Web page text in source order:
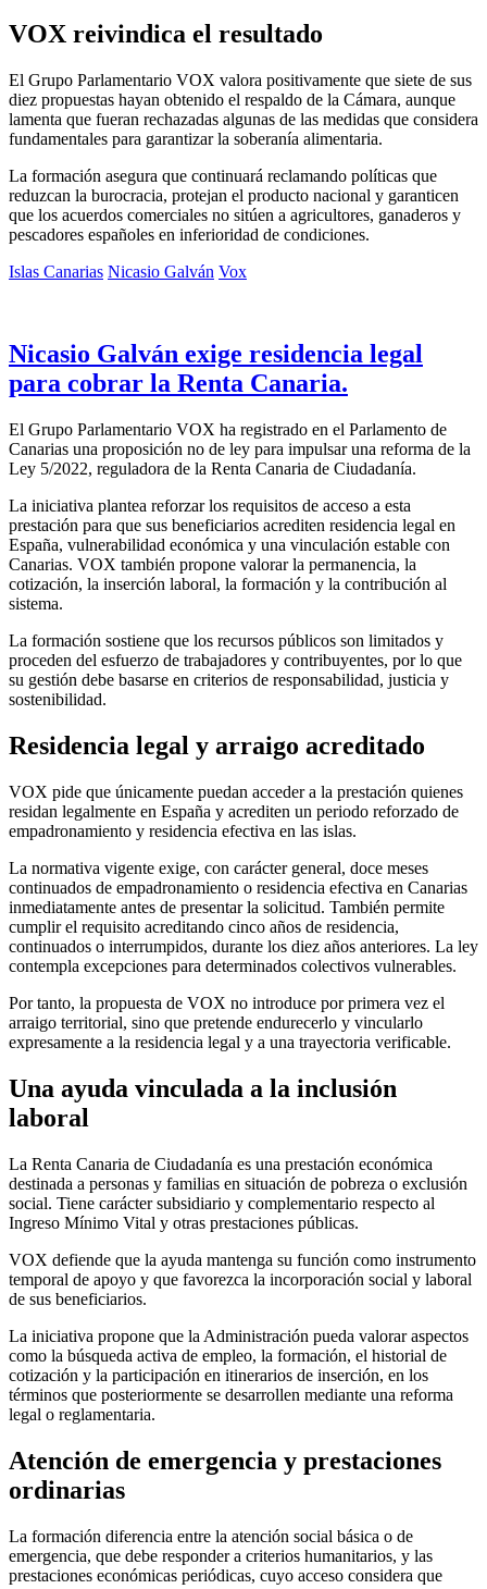
VOX reivindica el resultado
El Grupo Parlamentario VOX valora positivamente que siete de sus
diez propuestas hayan obtenido el respaldo de la Cámara, aunque
lamenta que fueran rechazadas algunas de las medidas que considera
fundamentales para garantizar la soberanía alimentaria.
La formación asegura que continuará reclamando políticas que
reduzcan la burocracia, protejan el producto nacional y garanticen
que los acuerdos comerciales no sitúen a agricultores, ganaderos y
pescadores españoles en inferioridad de condiciones.
Islas Canarias Nicasio Galván Vox
Nicasio Galván exige residencia legal
para cobrar la Renta Canaria.
El Grupo Parlamentario VOX ha registrado en el Parlamento de
Canarias una proposición no de ley para impulsar una reforma de la
Ley 5/2022, reguladora de la Renta Canaria de Ciudadanía.
La iniciativa plantea reforzar los requisitos de acceso a esta
prestación para que sus beneficiarios acrediten residencia legal en
España, vulnerabilidad económica y una vinculación estable con
Canarias. VOX también propone valorar la permanencia, la
cotización, la inserción laboral, la formación y la contribución al
sistema.
La formación sostiene que los recursos públicos son limitados y
proceden del esfuerzo de trabajadores y contribuyentes, por lo que
su gestión debe basarse en criterios de responsabilidad, justicia y
sostenibilidad.
Residencia legal y arraigo acreditado
VOX pide que únicamente puedan acceder a la prestación quienes
residan legalmente en España y acrediten un periodo reforzado de
empadronamiento y residencia efectiva en las islas.
La normativa vigente exige, con carácter general, doce meses
continuados de empadronamiento o residencia efectiva en Canarias
inmediatamente antes de presentar la solicitud. También permite
cumplir el requisito acreditando cinco años de residencia,
continuados o interrumpidos, durante los diez años anteriores. La ley
contempla excepciones para determinados colectivos vulnerables.
Por tanto, la propuesta de VOX no introduce por primera vez el
arraigo territorial, sino que pretende endurecerlo y vincularlo
expresamente a la residencia legal y a una trayectoria verificable.
Una ayuda vinculada a la inclusión
laboral
La Renta Canaria de Ciudadanía es una prestación económica
destinada a personas y familias en situación de pobreza o exclusión
social. Tiene carácter subsidiario y complementario respecto al
Ingreso Mínimo Vital y otras prestaciones públicas.
VOX defiende que la ayuda mantenga su función como instrumento
temporal de apoyo y que favorezca la incorporación social y laboral
de sus beneficiarios.
La iniciativa propone que la Administración pueda valorar aspectos
como la búsqueda activa de empleo, la formación, el historial de
cotización y la participación en itinerarios de inserción, en los
términos que posteriormente se desarrollen mediante una reforma
legal o reglamentaria.
Atención de emergencia y prestaciones
ordinarias
La formación diferencia entre la atención social básica o de
emergencia, que debe responder a criterios humanitarios, y las
prestaciones económicas periódicas, cuyo acceso considera que